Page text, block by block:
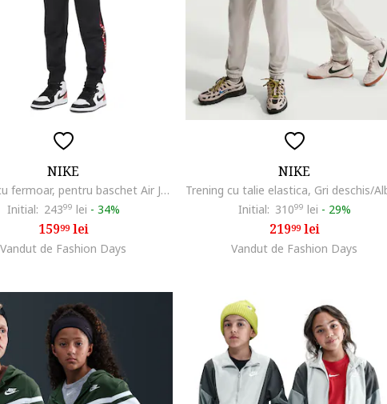
NIKE
Trening cu fermoar, pentru baschet Air Jordan, Rosu/Negru/Alb optic
Initial: 24399 lei - 34%
15999lei
Vandut de Fashion Days
NIKE
Initial: 31099 lei - 29%
21999lei
Vandut de Fashion Days